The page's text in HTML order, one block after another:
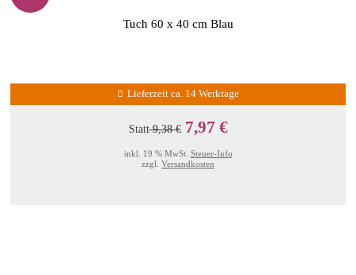
Tuch 60 x 40 cm Blau
Lieferzeit ca. 14 Werktage
Statt9,38 € 7,97 €
inkl. 19 % MwSt. Steuer-Info
zzgl. Versandkosten